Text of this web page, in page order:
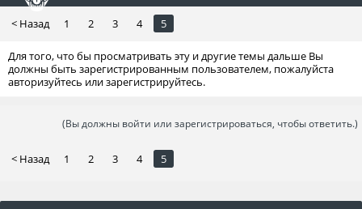
< Назад 1 2 3 4 5
Для того, что бы просматривать эту и другие темы дальше Вы
должны быть зарегистрированным пользователем, пожалуйста
авторизуйтесь или зарегистрируйтесь.
(Вы должны войти или зарегистрироваться, чтобы ответить.)
< Назад 1 2 3 4 5